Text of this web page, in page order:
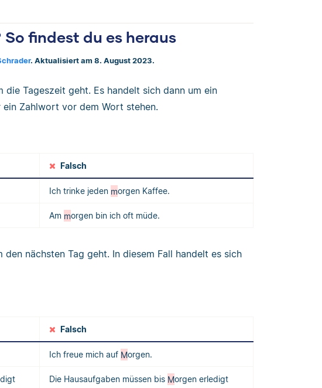
findest du es heraus
. Aktualisiert am 8. August 2023.
die Tageszeit geht. Es handelt sich dann um ein
Zahlwort vor dem Wort stehen.
Falsch
Ich trinke jeden morgen Kaffee.
Am morgen bin ich oft müde.
den nächsten Tag geht. In diesem Fall handelt es sich
Falsch
Ich freue mich auf Morgen.
Die Hausaufgaben müssen bis Morgen erledigt